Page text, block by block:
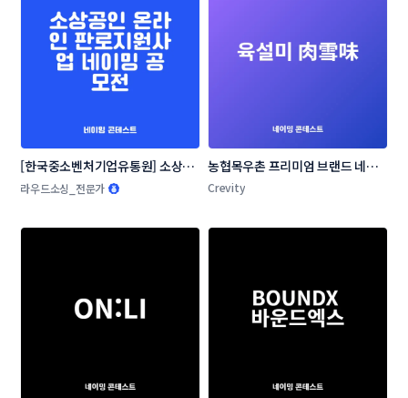
[한국중소벤처기업유통원] 소상공
인 온라인 판로지원사업 네이밍 공
라우드소싱_전문가
농협목우촌 프리미엄 브랜드 네이
밍 공모
Crevity